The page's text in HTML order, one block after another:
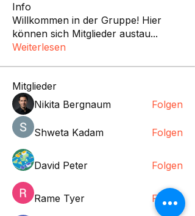
Info
Willkommen in der Gruppe! Hier
können sich Mitglieder austau...
Weiterlesen
Mitglieder
Nikita Bergnaum
Folgen
Shweta Kadam Folgen
David Peter Folgen
Rame Tyer Folgen